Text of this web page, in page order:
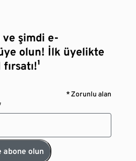
ve şimdi e-
olun! İlk üyelikte
* Zorunlu alan
abone olun